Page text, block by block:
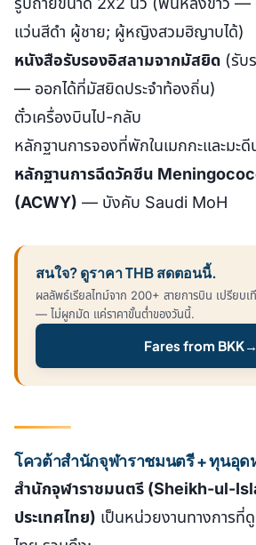
แว่นสีดำ ผู้ชาย; ผู้หญิงสวมฮิญาบได้)
หนังสือรับรองอิสลามจากมัสยิด (รับ
— ออกได้ที่มัสยิดประจำท้องถิ่น)
ตั๋วเครื่องบินไป-กลับ
หลักฐานการจองที่พักในเมกกะและมะดี
หลักฐานการฉีดวัคซีน
(ACWY) — บังคับ Saudi MoH
สนใจ? ดูราคา THB สดตอนนี้.
ผลลัพธ์เรียลไทม์จาก 200+ สายการบิน เปรียบเ
— ไม่ผูกมัด แค่ราคาขั้นต่ำของวันนี้.
Fares from BKK→
โควต้าสำนักจุฬาราชมนตรี + ทุนอุ
สำนักจุฬาราชมนตรี (Sheikh-ul-
ประเทศไทย) เป็นหน่วยงานทางการที่